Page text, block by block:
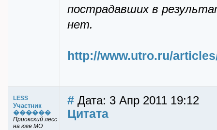
пострадавших в
нет.
http://www.utro.ru/
LESS
Участник
������
Приокский лесс
на юге МО
# Дата: 3 Апр 2011 19:12
Цитата